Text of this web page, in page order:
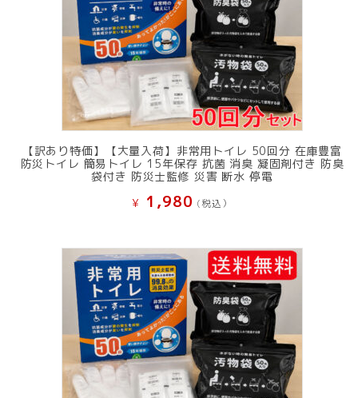
【訳あり特価】【大量入荷】非常用トイレ 50回分 在庫豊富
防災トイレ 簡易トイレ 15年保存 抗菌 消臭 凝固剤付き 防臭
袋付き 防災士監修 災害 断水 停電
¥ 1,980 (税込）